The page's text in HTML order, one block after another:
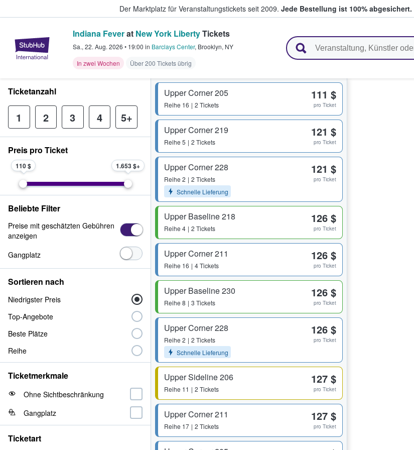
Der Marktplatz für Veranstaltungstickets seit 2009. Jede Bestellung ist 100% abgesichert.
StubHub - Wo Fans Tickets kaufen & verkaufen
Indiana Feverat New York LibertyTickets
Sa., 22. Aug. 2026 • 19:00 in Barclays Center, Brooklyn, NY
In zwei Wochen
Über 200 Tickets übrig
Upper Corner 205
Reihe 16 2 Tickets
111 $
pro Ticket
Upper Corner 219
Reihe 5 2 Tickets
121 $
pro Ticket
Upper Corner 228
Reihe 2
2 Tickets
Schnelle Lieferung
121 $
pro Ticket
Upper Baseline 218
Reihe 4 2 Tickets
126 $
pro Ticket
Upper Corner 211
Reihe 16 4 Tickets
126 $
pro Ticket
Upper Baseline 230
Reihe 8 3 Tickets
126 $
pro Ticket
Upper Corner 228
Reihe 2
2 Tickets
Schnelle Lieferung
126 $
pro Ticket
Upper Sideline 206
Reihe 11 2 Tickets
127 $
pro Ticket
Upper Corner 211
Reihe 17 2 Tickets
127 $
pro Ticket
Ticketanzahl
1 2 3 4 5+
Preis pro Ticket
110 $ 1.653 $
Beliebte Filter
Preise mit geschätzten Gebühren
anzeigen
Gangplatz
Sortieren nach
Niedrigster Preis
Top-Angebote
Beste Plätze
Reihe
Ticketmerkmale
Ohne Sichtbeschränkung
Gangplatz
Ticketart